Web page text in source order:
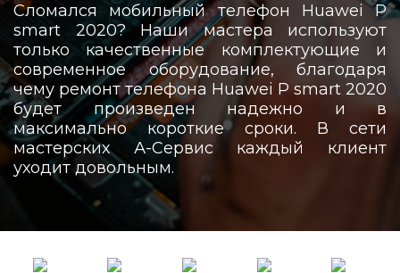
Сломался мобильный телефон Huawei P
smart 2020? Наши мастера используют
только качественные комплектующие и
современное оборудование, благодаря
чему ремонт телефона Huawei P smart 2020
будет произведен надежно и в
максимально короткие сроки. В сети
мастерских А-Сервис каждый клиент
уходит довольным.